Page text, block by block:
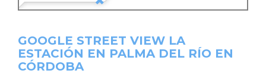
GOOGLE STREET VIEW LA
ESTACIÓN EN PALMA DEL RÍO EN
CÓRDOBA